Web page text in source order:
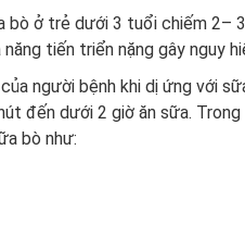
bò ở trẻ dưới 3 tuổi chiếm 2–
tiến triển nặng gây nguy
người bệnh khi dị ứng với
đến dưới 2 giờ ăn sữa.
bò như: